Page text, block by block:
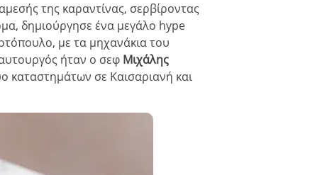
της καραντίνας, σερβίροντας
δημιούργησε ένα μεγάλο hype
με τα μηχανάκια του
ήταν ο σεφ Μιχάλης
καταστημάτων σε Καισαριανή και